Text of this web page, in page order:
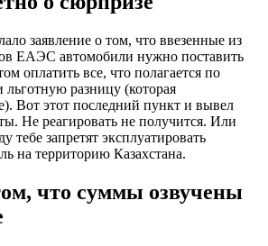
заявление о том, что ввезенные из
ЕАЭС автомобили нужно поставить
оплатить все, что полагается по
льготную разницу (которая
Вот этот последний пункт и вывел
Не реагировать не получится. Или
тебе запретят эксплуатировать
на территорию Казахстана.
что суммы озвучены